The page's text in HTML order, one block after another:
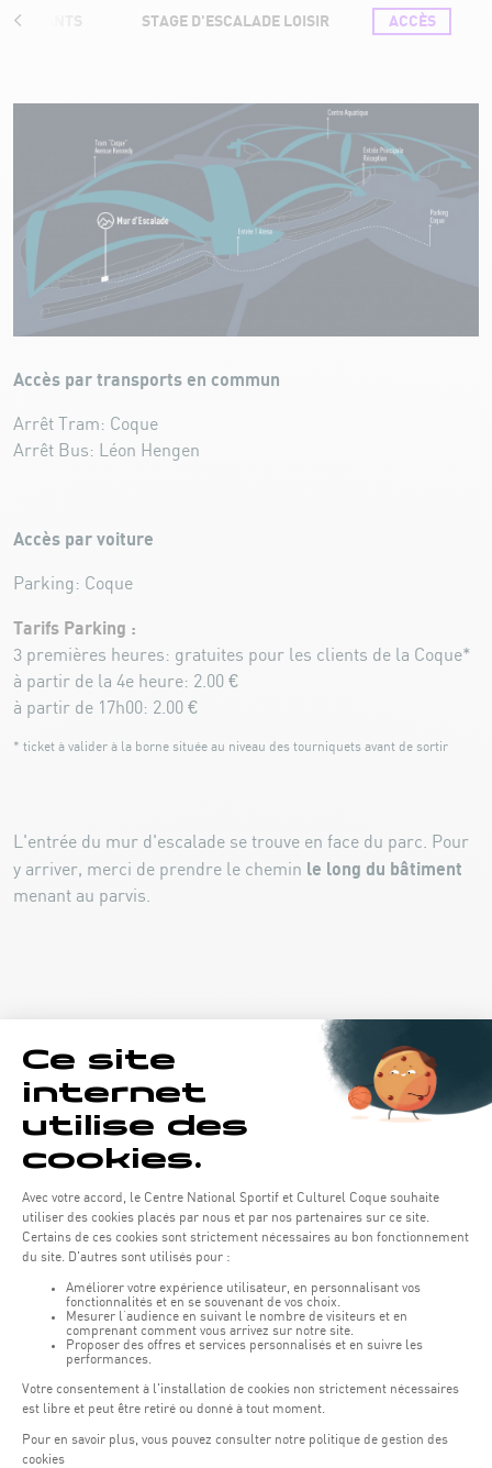
ENFANTS STAGE D'ESCALADE LOISIR ACCÈS
Accès
Accès par transports en commun
Arrêt Tram: Coque
Arrêt Bus: Léon Hengen
Accès par voiture
Parking: Coque
Tarifs Parking :
3 premières heures: gratuites pour les clients de la Coque*
à partir de la 4e heure: 2.00 €
à partir de 17h00: 2.00 €
* ticket à valider à la borne située au niveau des tourniquets avant de sortir
L'entrée du mur d'escalade se trouve en face du parc. Pour
y arriver, merci de prendre le chemin le long du bâtiment
menant au parvis.
Lundi - vendredi : 06h30 - 22h00
Weekend : 07h30 - 19h00